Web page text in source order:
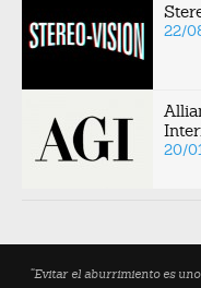
22/
20/
“Evitar el aburrimiento es